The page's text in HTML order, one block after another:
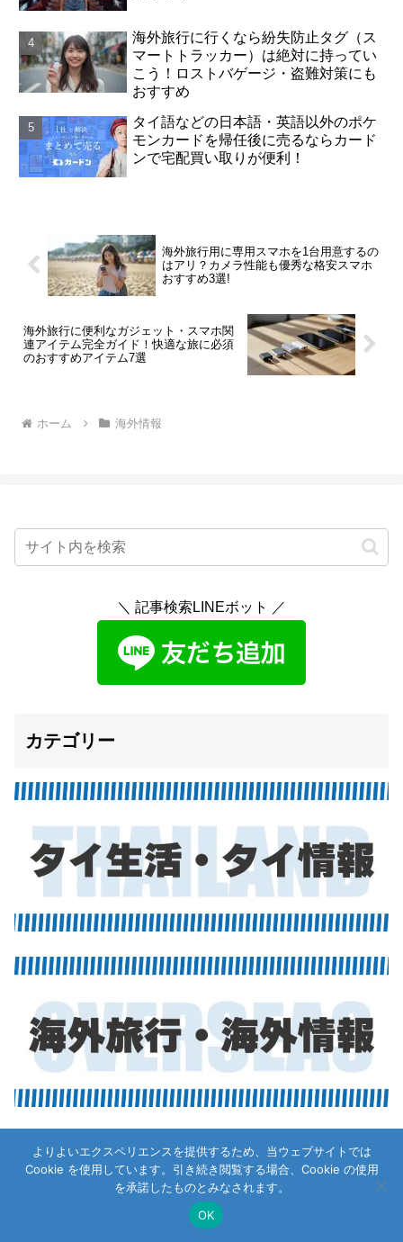
海外旅行に行くなら紛失防止タグ（ス
マートトラッカー）は絶対に持ってい
こう！ロストバゲージ・盗難対策にも
おすすめ
タイ語などの日本語・英語以外のポケ
モンカードを帰任後に売るならカード
ンで宅配買い取りが便利！
海外旅行用に専用スマホを1台用意するの
はアリ？カメラ性能も優秀な格安スマホ
おすすめ3選!
海外旅行に便利なガジェット・スマホ関
連アイテム完全ガイド！快適な旅に必須
のおすすめアイテム7選
ホーム 海外情報
＼ 記事検索LINEボット ／
カテゴリー
よりよいエクスペリエンスを提供するため、当ウェブサイトでは
Cookie を使用しています。引き続き閲覧する場合、Cookie の使用
を承諾したものとみなされます。
OK